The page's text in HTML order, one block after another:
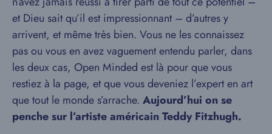
et Dieu sait qu’il est impressionnant – d’autres y
arrivent, et même très bien. Vous ne les connaissez
pas ou vous en avez vaguement entendu parler, dans
les deux cas, Open Minded est là pour que vous
restiez à la page, et que vous deveniez l’expert en art
que tout le monde s’arrache. Aujourd’hui on se
penche sur l’artiste américain Teddy Fitzhugh.